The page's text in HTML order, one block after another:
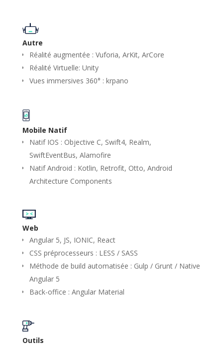
Autre
Réalité augmentée : Vuforia, ArKit, ArCore
Réalité Virtuelle: Unity
Vues immersives 360° : krpano
Mobile Natif
Natif IOS : Objective C, Swift4, Realm,
SwiftEventBus, Alamofire
Natif Android : Kotlin, Retrofit, Otto, Android
Architecture Components
Web
Angular 5, JS, IONIC, React
CSS préprocesseurs : LESS / SASS
Méthode de build automatisée : Gulp / Grunt / Native
Angular 5
Back-office : Angular Material
Outils